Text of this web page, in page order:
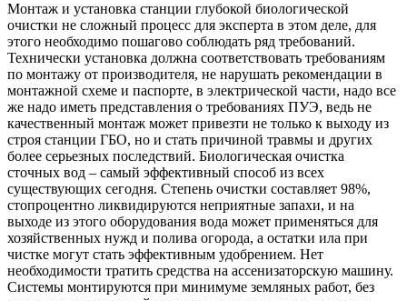
Монтаж и установка станции глубокой биологической
очистки не сложный процесс для эксперта в этом деле, для
этого необходимо пошагово соблюдать ряд требований.
Технически установка должна соответствовать требованиям
по монтажу от производителя, не нарушать рекомендации в
монтажной схеме и паспорте, в электрической части, надо все
же надо иметь представления о требованиях ПУЭ, ведь не
качественный монтаж может привезти не только к выходу из
строя станции ГБО, но и стать причиной травмы и других
более серьезных последствий. Биологическая очистка
сточных вод – самый эффективный способ из всех
существующих сегодня. Степень очистки составляет 98%,
стопроцентно ликвидируются неприятные запахи, и на
выходе из этого оборудования вода может применяться для
хозяйственных нужд и полива огорода, а остатки ила при
чистке могут стать эффективным удобрением. Нет
необходимости тратить средства на ассенизаторскую машину.
Системы монтируются при минимуме земляных работ, без